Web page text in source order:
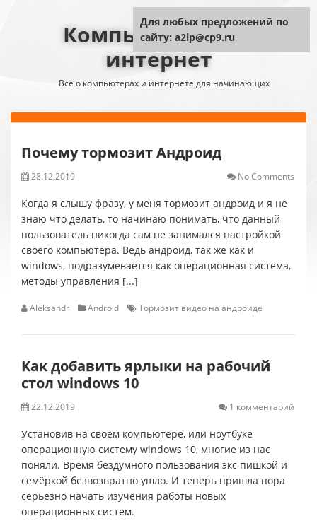
Компьютер плюс
интернет
Всё о компьютерах и интернете для начинающих
Почему тормозит Андроид
28.12.2019 No Comments
Когда я слышу фразу, у меня тормозит андроид и я не
знаю что делать, то начинаю понимать, что данный
пользователь никогда сам не занимался настройкой
своего компьютера. Ведь андроид, так же как и
windows, подразумевается как операционная система,
методы управления [...]
Aleksandr Android Тормозит видео на андроиде
Как добавить ярлыки на рабочий
стол windows 10
22.12.2019 1 комментарий
Установив на своём компьютере, или ноутбуке
операционную систему windows 10, многие из нас
поняли. Время бездумного пользования экс пишкой и
семёркой безвозвратно ушло. И теперь пришла пора
серьёзно начать изучения работы новых
операционных систем.
Для любых предложений по
сайту: a2ip@cp9.ru